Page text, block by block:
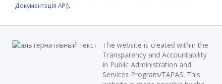
Документація API).
The website is created within the
Transparency and Accountability
in Public Administration and
Services Program/TAPAS. This